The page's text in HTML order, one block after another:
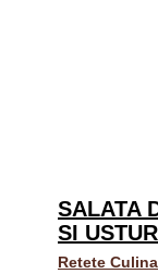
SALATA
SI
Retete